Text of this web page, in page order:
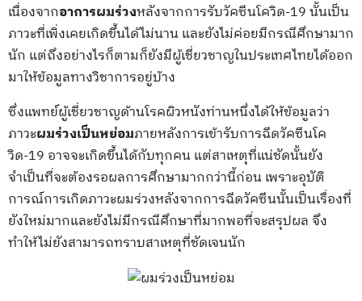
เนื่องจากอาการผมร่วงหลังจากการรับวัคซีนโควิด-19 นั้นเป็น
ภาวะที่เพิ่งเคยเกิดขึ้นได้ไม่นาน และยังไม่ค่อยมีกรณีศึกษามาก
นัก แต่ถึงอย่างไรก็ตามก็ยังมีผู้เชี่ยวชาญในประเทศไทยได้ออก
มาให้ข้อมูลทางวิชาการอยู่บ้าง
ซึ่งแพทย์ผู้เชี่ยวชาญด้านโรคผิวหนังท่านหนึ่งได้ให้ข้อมูลว่า
ภาวะผมร่วงเป็นหย่อมภายหลังการเข้ารับการฉีดวัคซีนโค
วิด-19 อาจจะเกิดขึ้นได้กับทุกคน แต่สาเหตุที่แน่ชัดนั้นยัง
จำเป็นที่จะต้องรอผลการศึกษามากกว่านี้ก่อน เพราะอุบัติ
การณ์การเกิดภาวะผมร่วงหลังจากการฉีดวัคซีนนั้นเป็นเรื่องที่
ยังใหม่มากและยังไม่มีกรณีศึกษาที่มากพอที่จะสรุปผล จึง
ทำให้ไม่ยังสามารถทราบสาเหตุที่ชัดเจนนัก